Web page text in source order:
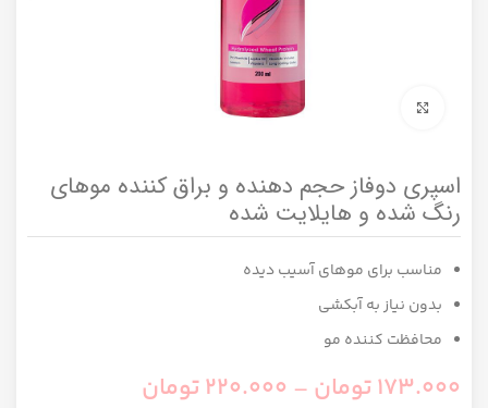
برای بزرگنمایی کلیک کنید
اسپری دوفاز حجم دهنده و براق کننده موهای
رنگ شده و هایلایت شده
مناسب برای موهای آسیب دیده
بدون نیاز به آبکشی
محافظت کننده مو
173.000تومان –
220.000تومان